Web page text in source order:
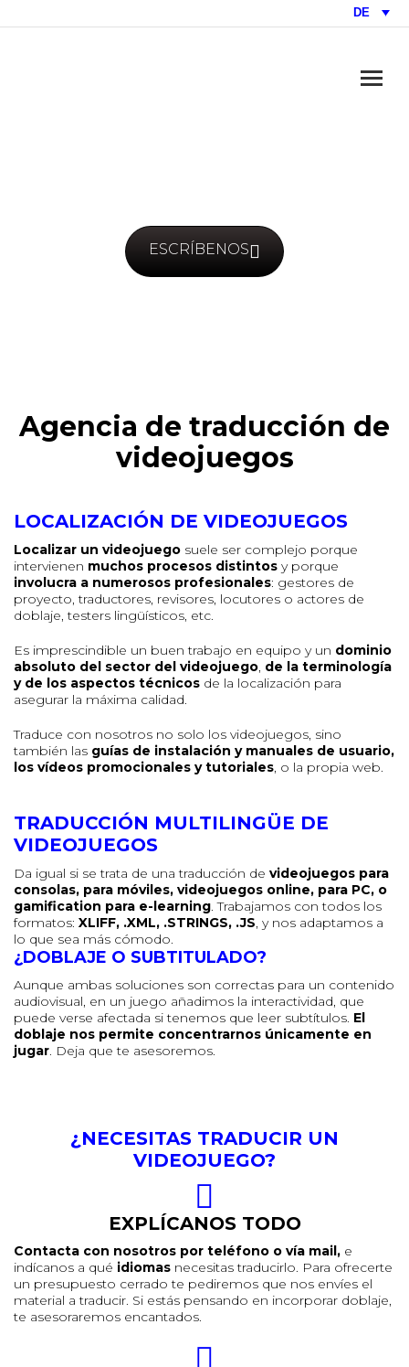
DE
ESCRÍBENOS
Agencia de traducción de
videojuegos
LOCALIZACIÓN DE VIDEOJUEGOS
Localizar un videojuego suele ser complejo porque
intervienen muchos procesos distintos y porque
involucra a numerosos profesionales: gestores de
proyecto, traductores, revisores, locutores o actores de
doblaje, testers lingüísticos, etc.
Es imprescindible un buen trabajo en equipo y un dominio
absoluto del sector del videojuego, de la terminología
y de los aspectos técnicos de la localización para
asegurar la máxima calidad.
Traduce con nosotros no solo los videojuegos, sino
también las guías de instalación y manuales de usuario,
los vídeos promocionales y tutoriales, o la propia web.
TRADUCCIÓN MULTILINGÜE DE
VIDEOJUEGOS
Da igual si se trata de una traducción de videojuegos para
consolas, para móviles, videojuegos online, para PC, o
gamification para e-learning. Trabajamos con todos los
formatos: XLIFF, .XML, .STRINGS, .JS, y nos adaptamos a
lo que sea más cómodo.
¿DOBLAJE O SUBTITULADO?
Aunque ambas soluciones son correctas para un contenido
audiovisual, en un juego añadimos la interactividad, que
puede verse afectada si tenemos que leer subtítulos. El
doblaje nos permite concentrarnos únicamente en
jugar. Deja que te asesoremos.
¿NECESITAS TRADUCIR UN
VIDEOJUEGO?
EXPLÍCANOS TODO
Contacta con nosotros por teléfono o vía mail, e
indícanos a qué idiomas necesitas traducirlo. Para ofrecerte
un presupuesto cerrado te pediremos que nos envíes el
material a traducir. Si estás pensando en incorporar doblaje,
te asesoraremos encantados.